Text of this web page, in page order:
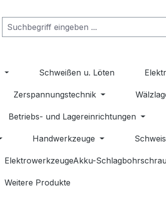
Schweißen u. Löten
Zerspannungstechnik
Betriebs- und Lagereinrichtungen
Handwerkzeuge
ElektrowerkzeugeAkku-
Weitere Produkte